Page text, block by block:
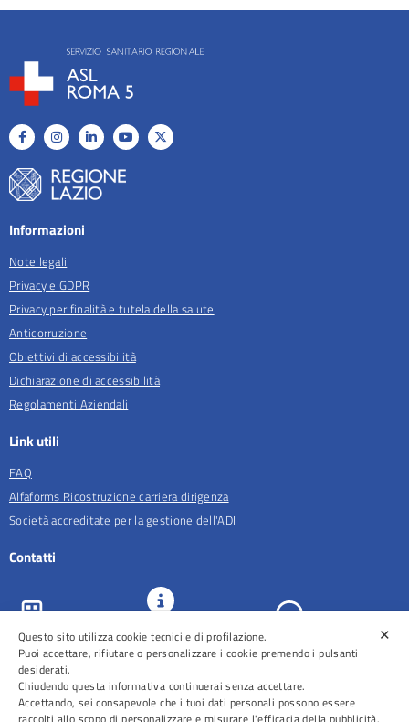
Informazioni
Note legali
Privacy e GDPR
Privacy per finalità e tutela della salute
Anticorruzione
Obiettivi di accessibilità
Dichiarazione di accessibilità
Regolamenti Aziendali
Link utili
FAQ
Alfaforms Ricostruzione carriera dirigenza
Società accreditate per la gestione dell'ADI
Contatti
ASL Roma 5
URP e
Comunicazione
Prenotazioni
✕
Questo sito utilizza cookie tecnici e di profilazione.
Puoi accettare, rifiutare o personalizzare i cookie premendo i pulsanti
desiderati.
Chiudendo questa informativa continuerai senza accettare.
Accettando, sei consapevole che i tuoi dati personali possono essere